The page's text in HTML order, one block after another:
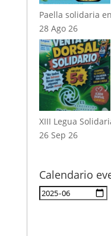
Paella solidaria
28 Ago 26
XIII Legua
26 Sep 26
Calendario